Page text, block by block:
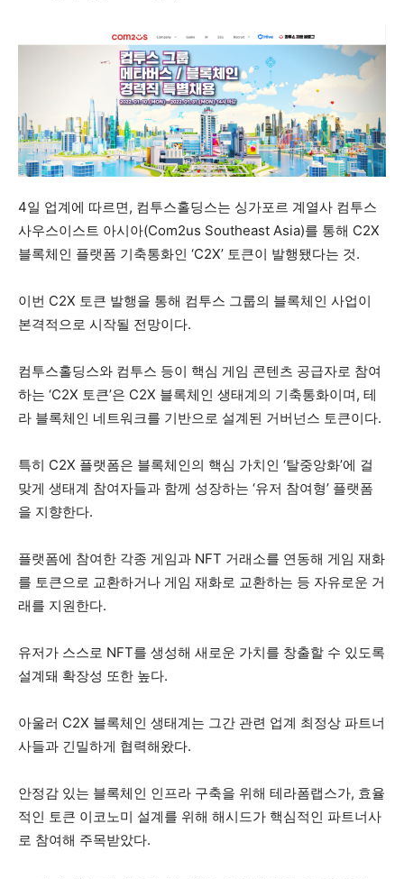
4일 업계에 따르면, 컴투스홀딩스는 싱가포르 계열사 컴투스
사우스이스트 아시아(Com2us Southeast Asia)를 통해 C2X
블록체인 플랫폼 기축통화인 ‘C2X’ 토큰이 발행됐다는 것.
이번 C2X 토큰 발행을 통해 컴투스 그룹의 블록체인 사업이
본격적으로 시작될 전망이다.
컴투스홀딩스와 컴투스 등이 핵심 게임 콘텐츠 공급자로 참여
하는 ‘C2X 토큰’은 C2X 블록체인 생태계의 기축통화이며, 테
라 블록체인 네트워크를 기반으로 설계된 거버넌스 토큰이다.
특히 C2X 플랫폼은 블록체인의 핵심 가치인 ‘탈중앙화’에 걸
맞게 생태계 참여자들과 함께 성장하는 ‘유저 참여형’ 플랫폼
을 지향한다.
플랫폼에 참여한 각종 게임과 NFT 거래소를 연동해 게임 재화
를 토큰으로 교환하거나 게임 재화로 교환하는 등 자유로운 거
래를 지원한다.
유저가 스스로 NFT를 생성해 새로운 가치를 창출할 수 있도록
설계돼 확장성 또한 높다.
아울러 C2X 블록체인 생태계는 그간 관련 업계 최정상 파트너
사들과 긴밀하게 협력해왔다.
안정감 있는 블록체인 인프라 구축을 위해 테라폼랩스가, 효율
적인 토큰 이코노미 설계를 위해 해시드가 핵심적인 파트너사
로 참여해 주목받았다.